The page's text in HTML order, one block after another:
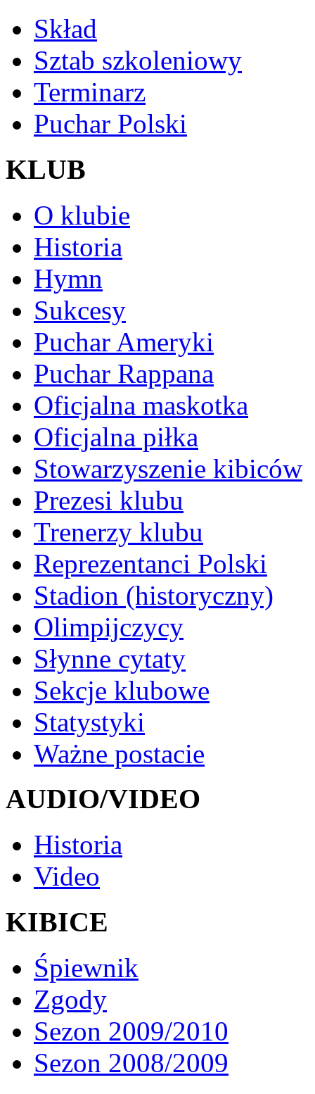
Skład
Sztab szkoleniowy
Terminarz
Puchar Polski
KLUB
O klubie
Historia
Hymn
Sukcesy
Puchar Ameryki
Puchar Rappana
Oficjalna maskotka
Oficjalna piłka
Stowarzyszenie kibiców
Prezesi klubu
Trenerzy klubu
Reprezentanci Polski
Stadion (historyczny)
Olimpijczycy
Słynne cytaty
Sekcje klubowe
Statystyki
Ważne postacie
AUDIO/VIDEO
Historia
Video
KIBICE
Śpiewnik
Zgody
Sezon 2009/2010
Sezon 2008/2009